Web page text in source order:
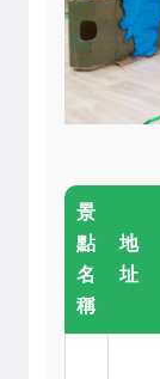
景
點
名
稱
地
址